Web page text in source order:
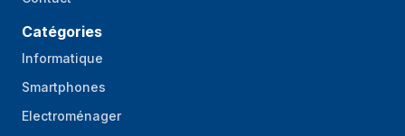
Catégories
Informatique
Smartphones
Electroménager